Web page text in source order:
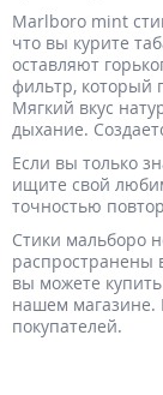
Marlboro mint
что вы курите
оставляют
фильтр, который
Мягкий вкус
дыхание.
Если вы только
ищите свой
точностью
Cтики мальборо
распространены
вы можете
нашем магазине.
покупателей.